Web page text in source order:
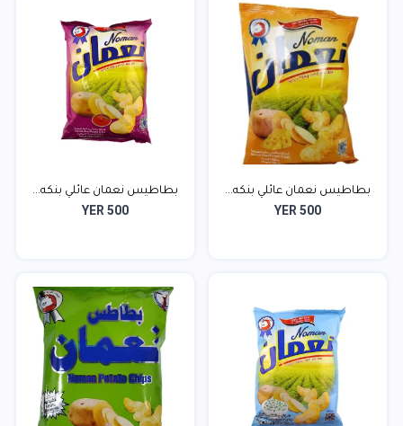
بطاطيس نعمان عائلي بنكه...
YER 500
بطاطيس نعمان عائلي بنكه...
YER 500